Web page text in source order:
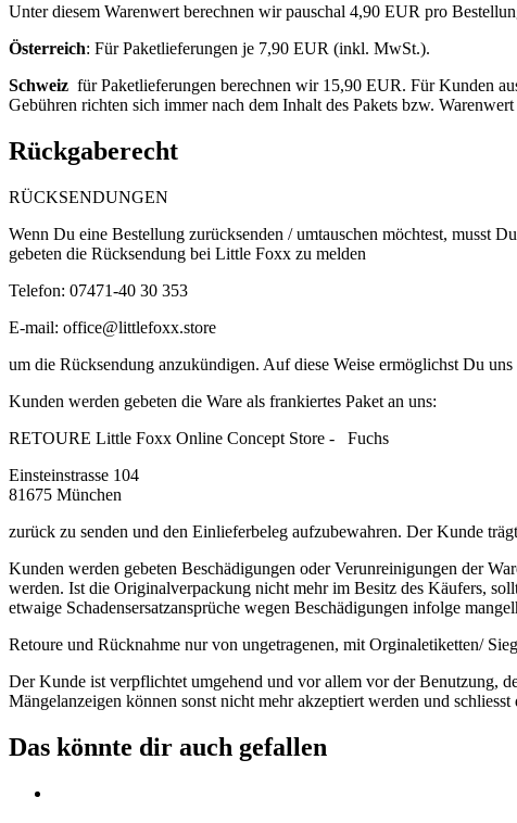
Unter diesem Warenwert berechnen wir pauschal 4,90 EUR pro
Österreich: Für Paketlieferungen je 7,90 EUR (inkl. MwSt.).
Schweiz für Paketlieferungen berechnen wir 15,90 EUR. Für Kunden
Gebühren richten sich immer nach dem Inhalt des Pakets bzw.
Rückgaberecht
RÜCKSENDUNGEN
Wenn Du eine Bestellung zurücksenden / umtauschen möchtest, musst
gebeten die Rücksendung bei Little Foxx zu melden
Telefon: 07471-40 30 353
E-mail: office@littlefoxx.store
um die Rücksendung anzukündigen. Auf diese Weise ermöglichst Du
Kunden werden gebeten die Ware als frankiertes Paket an uns:
RETOURE Little Foxx Online Concept Store -
Einsteinstrasse 104
81675 München
zurück zu senden und den Einlieferbeleg aufzubewahren. Der Kunde
Kunden werden gebeten Beschädigungen oder Verunreinigungen der
werden. Ist die Originalverpackung nicht mehr im Besitz des Käufers,
etwaige Schadensersatzansprüche wegen Beschädigungen infolge
Retoure und Rücknahme nur von ungetragenen, mit Orginaletiketten/
Der Kunde ist verpflichtet umgehend und vor allem vor der Benutzung,
Mängelanzeigen können sonst nicht mehr akzeptiert werden und
Das könnte dir auch gefallen